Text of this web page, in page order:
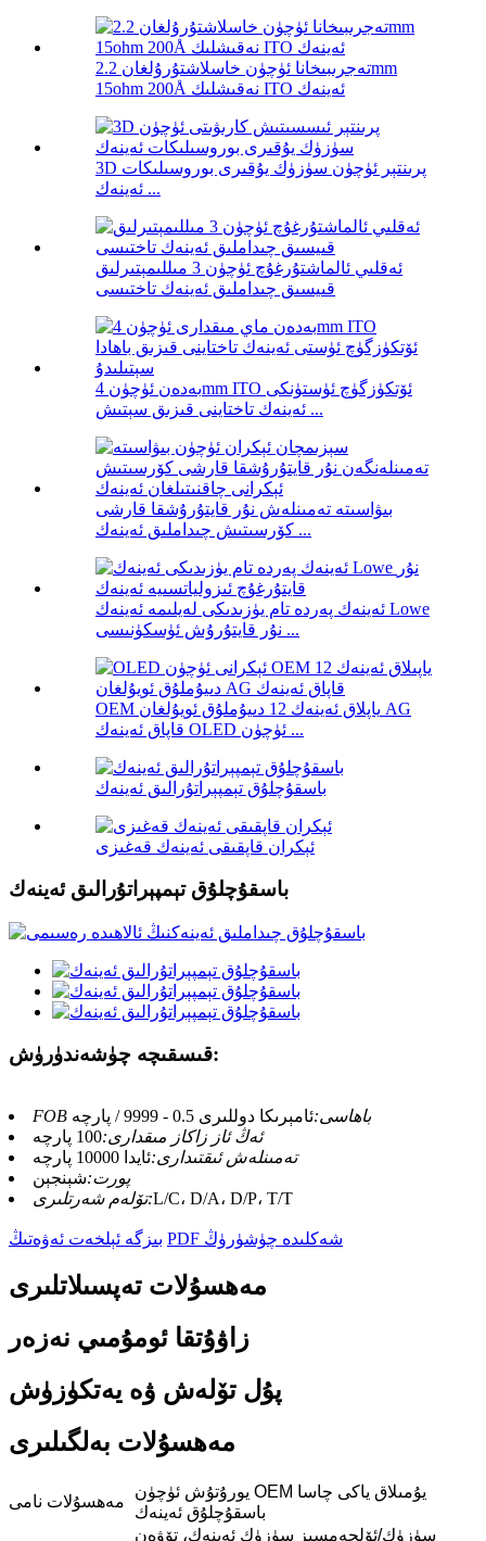
تەجرىبىخانا ئۈچۈن خاسلاشتۇرۇلغان 2.2mm
15ohm 200Å نەقىشلىك ITO ئەينەك
3D پرىنتېر ئۈچۈن سۈزۈك يۇقىرى بوروسىلىكات
ئەينەك ...
ئەقلىي ئالماشتۇرغۇچ ئۈچۈن 3 مىللىمېتىرلىق
قىيسىق چىداملىق ئەينەك تاختىسى
بەدەن ئۈچۈن 4mm ITO ئۆتكۈزگۈچ ئۈستۈنكى
ئەينەك تاختاينى قىزىق سېتىش ...
بىۋاسىتە تەمىنلەش نۇر قايتۇرۇشقا قارشى
كۆرسىتىش چىداملىق ئەينەك ...
ئەينەك پەردە تام يۈزىدىكى لەيلىمە ئەينەك Lowe
نۇر قايتۇرۇش ئۈسكۈنىسى ...
OEM ياپلاق ئەينەك 12 دىيۇملۇق ئويۇلغان AG
قاپاق ئەينەك OLED ئۈچۈن ...
باسقۇچلۇق تېمپېراتۇرالىق ئەينەك
ئېكران قاپقىقى ئەينەك قەغىزى
باسقۇچلۇق تېمپېراتۇرالىق ئەينەك
قىسقىچە چۈشەندۈرۈش:
FOB باھاسى:ئامېرىكا دوللىرى 0.5 - 9999 / پارچە
ئەڭ ئاز زاكاز مىقدارى:100 پارچە
تەمىنلەش ئىقتىدارى:ئايدا 10000 پارچە
پورت:شېنجېن
تۆلەم شەرتلىرى:L/C، D/A، D/P، T/T
بىزگە ئېلخەت ئەۋەتىڭ PDF شەكلىدە چۈشۈرۈڭ
مەھسۇلات تەپسىلاتلىرى
زاۋۇتقا ئومۇمىي نەزەر
پۇل تۆلەش ۋە يەتكۈزۈش
مەھسۇلات بەلگىلىرى
مەھسۇلات نامى
يورۇتۇش ئۈچۈن OEM يۇمىلاق ياكى چاسا
باسقۇچلۇق ئەينەك
سۈزۈك/ئۆلچەمسىز سۈزۈك ئەينەك، تۆۋەن